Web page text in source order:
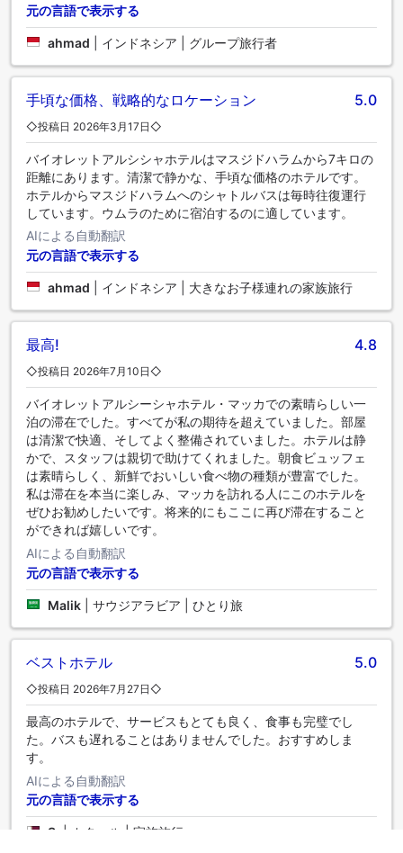
元の言語で表示する
ahmad インドネシア | グループ旅行者
手頃な価格、戦略的なロケーション 5.0
◇投稿日 2026年3月17日◇
バイオレットアルシシャホテルはマスジドハラムから7キロの
距離にあります。清潔で静かな、手頃な価格のホテルです。
ホテルからマスジドハラムへのシャトルバスは毎時往復運行
しています。ウムラのために宿泊するのに適しています。
AIによる自動翻訳
元の言語で表示する
ahmad インドネシア | 大きなお子様連れの家族旅行
最高! 4.8
◇投稿日 2026年7月10日◇
バイオレットアルシーシャホテル・マッカでの素晴らしい一
泊の滞在でした。すべてが私の期待を超えていました。部屋
は清潔で快適、そしてよく整備されていました。ホテルは静
かで、スタッフは親切で助けてくれました。朝食ビュッフェ
は素晴らしく、新鮮でおいしい食べ物の種類が豊富でした。
私は滞在を本当に楽しみ、マッカを訪れる人にこのホテルを
ぜひお勧めしたいです。将来的にもここに再び滞在すること
ができれば嬉しいです。
AIによる自動翻訳
元の言語で表示する
Malik サウジアラビア | ひとり旅
ベストホテル 5.0
◇投稿日 2026年7月27日◇
最高のホテルで、サービスもとても良く、食事も完璧でし
た。バスも遅れることはありませんでした。おすすめしま
す。
AIによる自動翻訳
元の言語で表示する
S. | カタール | 家族旅行